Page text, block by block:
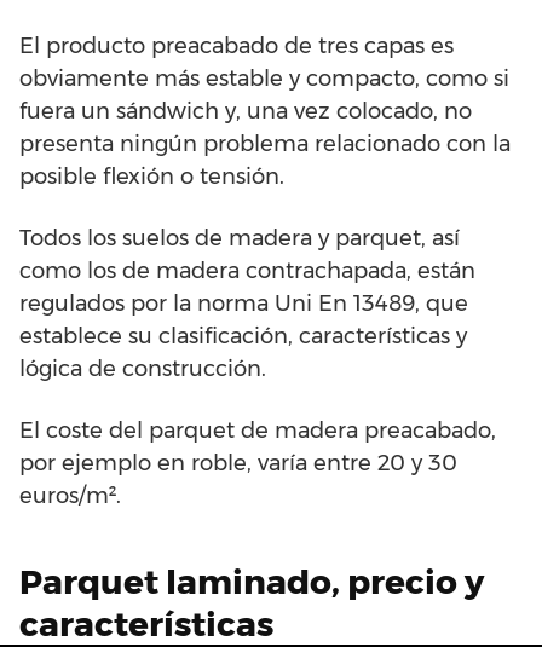
El producto preacabado de tres capas es
obviamente más estable y compacto, como si
fuera un sándwich y, una vez colocado, no
presenta ningún problema relacionado con la
posible flexión o tensión.
Todos los suelos de madera y parquet, así
como los de madera contrachapada, están
regulados por la norma Uni En 13489, que
establece su clasificación, características y
lógica de construcción.
El coste del parquet de madera preacabado,
por ejemplo en roble, varía entre 20 y 30
euros/m².
Parquet laminado, precio y
características